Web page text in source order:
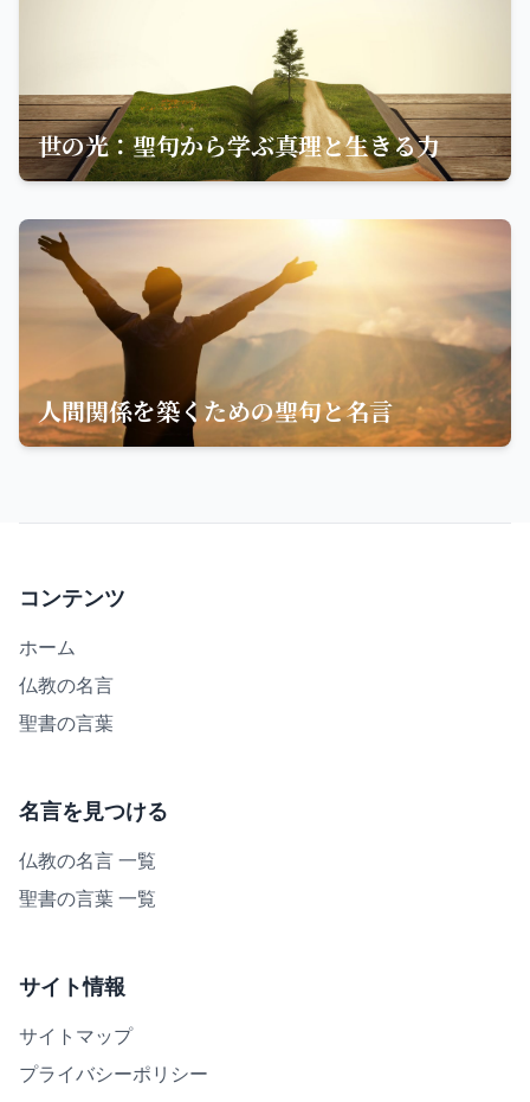
世の光：聖句から学ぶ真理と生きる力
人間関係を築くための聖句と名言
コンテンツ
ホーム
仏教の名言
聖書の言葉
名言を見つける
仏教の名言 一覧
聖書の言葉 一覧
サイト情報
サイトマップ
プライバシーポリシー